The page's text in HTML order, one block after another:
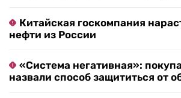
Китайская госкомпания
нефти из России
«Система негативная»:
назвали способ защититься от